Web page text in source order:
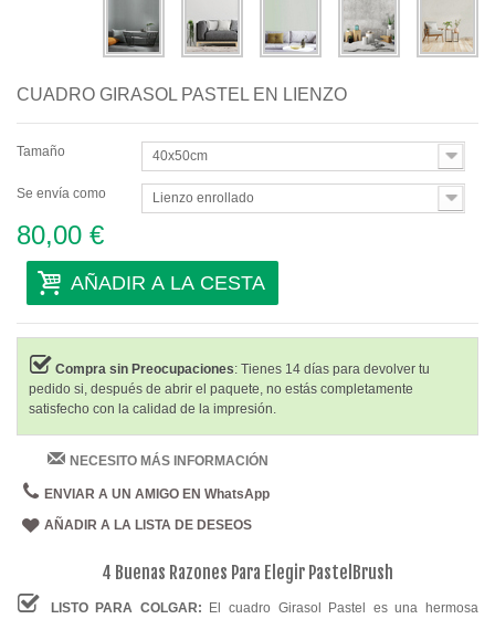
CUADRO GIRASOL PASTEL EN LIENZO
Tamaño 40x50cm
Se envía como Lienzo enrollado
80,00 €
AÑADIR A LA CESTA
Compra sin Preocupaciones: Tienes 14 días para devolver tu
pedido si, después de abrir el paquete, no estás completamente
satisfecho con la calidad de la impresión.
NECESITO MÁS INFORMACIÓN
ENVIAR A UN AMIGO EN WhatsApp
AÑADIR A LA LISTA DE DESEOS
4 Buenas Razones Para Elegir PastelBrush
LISTO PARA COLGAR:
El cuadro Girasol Pastel es una hermosa